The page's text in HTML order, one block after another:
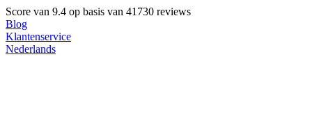
Score van 9.4 op basis van 41730 reviews
Blog
Klantenservice
Nederlands